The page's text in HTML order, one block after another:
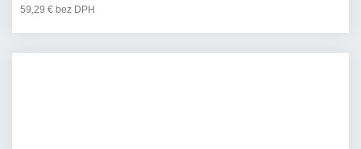
59,29 € bez DPH